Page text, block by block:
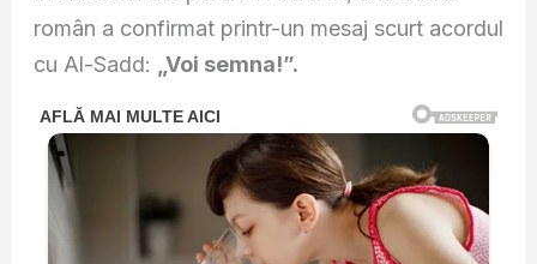
român a confirmat printr-un mesaj scurt acordul
cu Al-Sadd: „Voi semna!”.